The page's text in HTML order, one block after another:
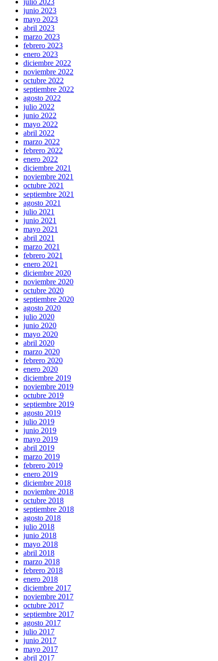
junio 2023
mayo 2023
abril 2023
marzo 2023
febrero 2023
enero 2023
diciembre 2022
noviembre 2022
octubre 2022
septiembre 2022
agosto 2022
julio 2022
junio 2022
mayo 2022
abril 2022
marzo 2022
febrero 2022
enero 2022
diciembre 2021
noviembre 2021
octubre 2021
septiembre 2021
agosto 2021
julio 2021
junio 2021
mayo 2021
abril 2021
marzo 2021
febrero 2021
enero 2021
diciembre 2020
noviembre 2020
octubre 2020
septiembre 2020
agosto 2020
julio 2020
junio 2020
mayo 2020
abril 2020
marzo 2020
febrero 2020
enero 2020
diciembre 2019
noviembre 2019
octubre 2019
septiembre 2019
agosto 2019
julio 2019
junio 2019
mayo 2019
abril 2019
marzo 2019
febrero 2019
enero 2019
diciembre 2018
noviembre 2018
octubre 2018
septiembre 2018
agosto 2018
julio 2018
junio 2018
mayo 2018
abril 2018
marzo 2018
febrero 2018
enero 2018
diciembre 2017
noviembre 2017
octubre 2017
septiembre 2017
agosto 2017
julio 2017
junio 2017
mayo 2017
abril 2017